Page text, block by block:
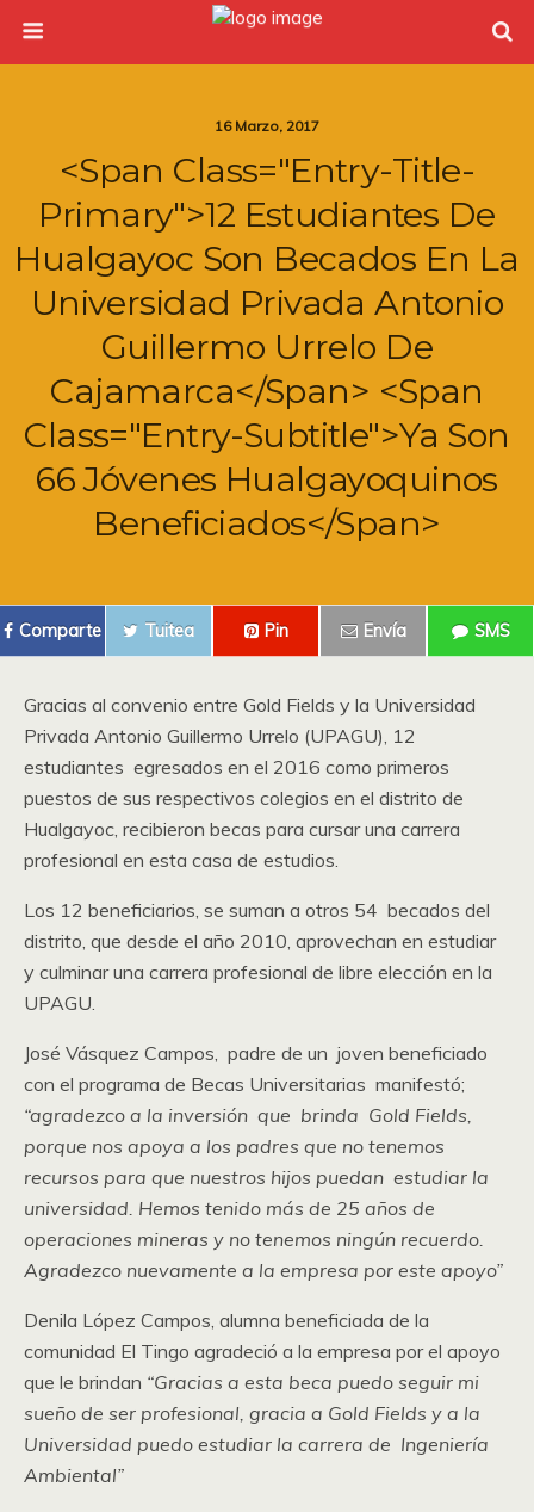
16 Marzo, 2017
<span Class="entry-Title-
Primary">12 Estudiantes De
Hualgayoc Son Becados En La
Universidad Privada Antonio
Guillermo Urrelo De
Cajamarca</span> <span
Class="entry-Subtitle">Ya Son
66 Jóvenes Hualgayoquinos
Beneficiados</span>
Comparte Tuitea Pin Envía SMS
Gracias al convenio entre Gold Fields y la Universidad
Privada Antonio Guillermo Urrelo (UPAGU), 12
estudiantes egresados en el 2016 como primeros
puestos de sus respectivos colegios en el distrito de
Hualgayoc, recibieron becas para cursar una carrera
profesional en esta casa de estudios.
Los 12 beneficiarios, se suman a otros 54 becados del
distrito, que desde el año 2010, aprovechan en estudiar
y culminar una carrera profesional de libre elección en la
UPAGU.
José Vásquez Campos, padre de un joven beneficiado
con el programa de Becas Universitarias manifestó;
“agradezco a la inversión que brinda Gold Fields,
porque nos apoya a los padres que no tenemos
recursos para que nuestros hijos puedan estudiar la
universidad. Hemos tenido más de 25 años de
operaciones mineras y no tenemos ningún recuerdo.
Agradezco nuevamente a la empresa por este apoyo”
Denila López Campos, alumna beneficiada de la
comunidad El Tingo agradeció a la empresa por el apoyo
que le brindan “Gracias a esta beca puedo seguir mi
sueño de ser profesional, gracia a Gold Fields y a la
Universidad puedo estudiar la carrera de Ingeniería
Ambiental”